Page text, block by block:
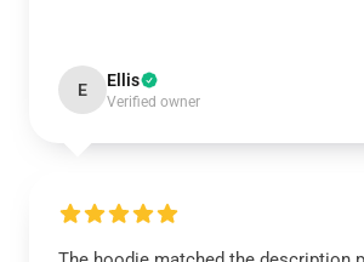
E Ellis
Verified owner